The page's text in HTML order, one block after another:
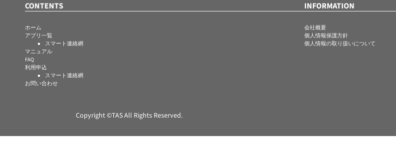
CONTENTS
ホーム
アプリ一覧
スマート連絡網
マニュアル
FAQ
利用申込
スマート連絡網
お問い合わせ
INFORMATION
会社概要
個人情報保護方針
個人情報の取り扱いについて
Copyright ©TAS All Rights Reserved.